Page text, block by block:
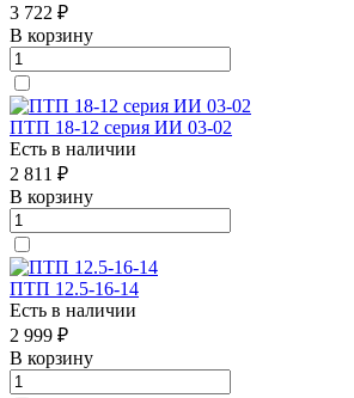
3 722 ₽
В корзину
ПТП 18-12 серия ИИ 03-02
Есть в наличии
2 811 ₽
В корзину
ПТП 12.5-16-14
Есть в наличии
2 999 ₽
В корзину